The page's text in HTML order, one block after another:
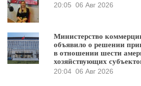
20:05 06 Авг 2026
Министерство
объявило о решении
в отношении шести
хозяйствующих
20:04 06 Авг 2026